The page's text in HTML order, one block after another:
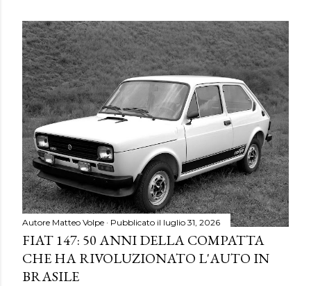
Autore Matteo Volpe Pubblicato il luglio 31, 2026
FIAT 147: 50 ANNI DELLA COMPATTA
CHE HA RIVOLUZIONATO L'AUTO IN
BRASILE